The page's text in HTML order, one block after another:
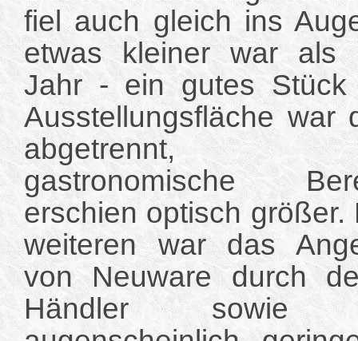
fiel auch gleich ins
etwas kleiner war als
Jahr - ein gutes Stück
Ausstellungsfläche war
abgetrennt,
gastronomische
erschien optisch größer.
weiteren war das
von Neuware durch
Händler sowie